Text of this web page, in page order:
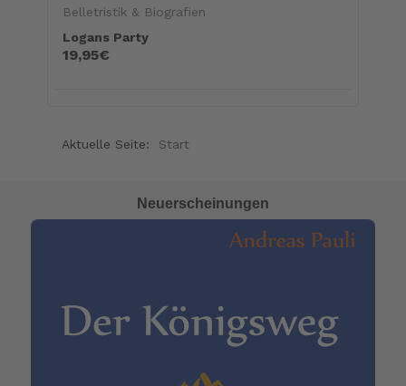
Belletristik & Biografien
Logans Party
19,95€
Aktuelle Seite: Start
Neuerscheinungen